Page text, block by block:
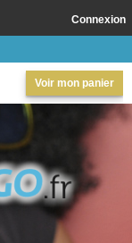
Connexion
Voir mon panier